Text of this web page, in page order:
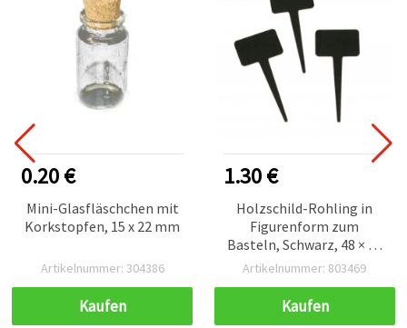
0.20 €
Mini-Glasfläschchen mit
Korkstopfen, 15 x 22 mm
Artikelnummer: 304386
Kaufen
1.30 €
Holzschild-Rohling in
Figurenform zum
Basteln, Schwarz, 48 × 30
× 100 mm – 6 Stück
Artikelnummer: 803469
Kaufen